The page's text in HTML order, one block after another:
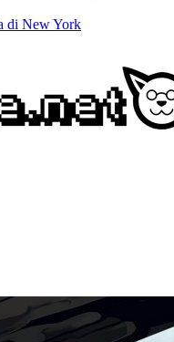
di New York